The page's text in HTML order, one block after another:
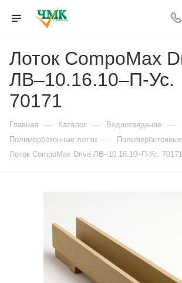
Лоток CompoMax
ЛВ–10.16.10–П-Ус.
70171
Главная — Каталог — Водоотведение —
Полимербетонные лотки —
Лоток CompoMax Drive ЛВ–10.16.10–П-Ус. 70171